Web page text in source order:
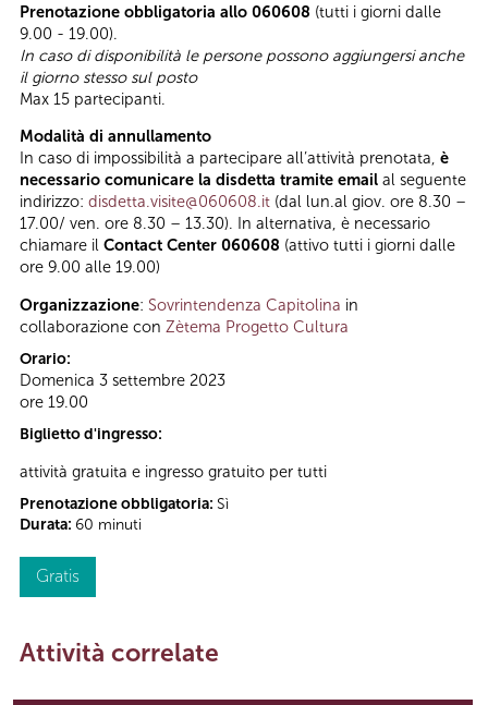
Prenotazione obbligatoria allo 060608 (tutti i giorni dalle
9.00 - 19.00).
In caso di disponibilità le persone possono aggiungersi anche
il giorno stesso sul posto
Max 15 partecipanti.
Modalità di annullamento
In caso di impossibilità a partecipare all’attività prenotata, è
necessario comunicare la disdetta tramite email al seguente
indirizzo: disdetta.visite@060608.it (dal lun.al giov. ore 8.30 –
17.00/ ven. ore 8.30 – 13.30). In alternativa, è necessario
chiamare il Contact Center 060608 (attivo tutti i giorni dalle
ore 9.00 alle 19.00)
Organizzazione: Sovrintendenza Capitolina in
collaborazione con Zètema Progetto Cultura
Orario:
Domenica 3 settembre 2023
ore 19.00
Biglietto d'ingresso:
attività gratuita e ingresso gratuito per tutti
Prenotazione obbligatoria: Sì
Durata: 60 minuti
Gratis
Attività correlate